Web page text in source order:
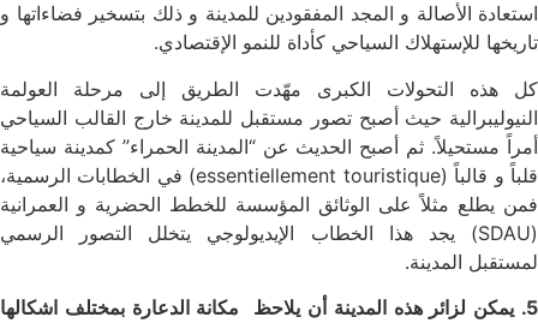
استعادة الأصالة و المجد المفقودين للمدينة و ذلك بتسخير فضاءاتها و
تاريخها للإستهلاك السياحي كأداة للنمو الإقتصادي.
كل هذه التحولات الكبرى مهّدت الطريق إلى مرحلة العولمة
النيوليبرالية حيث أصبح تصور مستقبل للمدينة خارج القالب السياحي
أمراً مستحيلاً. ثم أصبح الحديث عن “المدينة الحمراء” كمدينة سياحية
قلباً و قالباً (essentiellement touristique) في الخطابات الرسمية،
فمن يطلع مثلاً على الوثائق المؤسسة للخطط الحضرية و العمرانية
(SDAU) يجد هذا الخطاب الإيديولوجي يتخلل التصور الرسمي
لمستقبل المدينة.
5. يمكن لزائر هذه المدينة أن يلاحظ مكانة الدعارة بمختلف اشكالها